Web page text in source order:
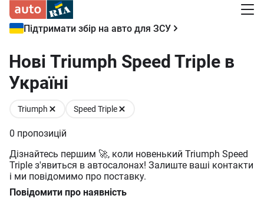
Підтримати збір на авто для ЗСУ
Нові Triumph Speed Triple в
Україні
Triumph Speed Triple
0 пропозицій
Дізнайтесь першим 🚀, коли новенький Triumph Speed
Triple з'явиться в автосалонах! Залиште ваші контакти
і ми повідомимо про поставку.
Повідомити про наявність